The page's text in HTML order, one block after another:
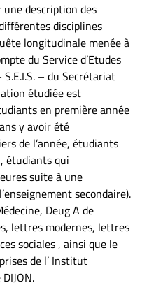
description des
disciplines
longitudinale menée à
du Service d’Etudes
– du Secrétariat
étudiée est
en première année
y avoir été
de l’année, étudiants
étudiants qui
suite à une
secondaire).
Deug A de
lettres modernes, lettres
sociales , ainsi que le
de l’ Institut